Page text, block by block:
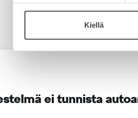
Kiellä
ei tunnista